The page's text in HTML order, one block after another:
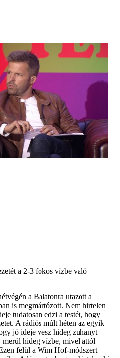
a 2-3 fokos vízbe való
a Balatonra utazott a
is megmártózott. Nem hirtelen
tudatosan edzi a testét, hogy
A rádiós múlt héten az egyik
jó ideje vesz hideg zuhanyt
merül hideg vízbe, mivel attól
felül a Wim Hof-módszert